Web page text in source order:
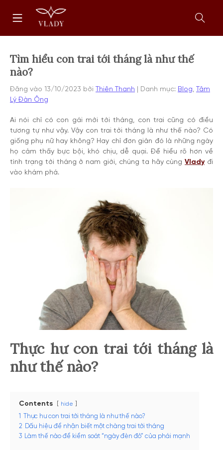
dung
Trang
chủ
form
Tìm hiểu con trai tới tháng là như thế
nào?
Đăng vào 13/10/2023 bởi Thiên Thanh Danh mục: Blog Tâm
Lý Đàn Ông
Ai nói chỉ có con gái mới tới tháng, con trai cũng có điều
tương tự như vậy. Vậy con trai tới tháng là như thế nào? Có
giống phụ nữ hay không? Hay chỉ đơn giản đó là những ngày
họ cảm thấy bực bội, khó chịu, dễ quại. Để hiểu rõ hơn về
tình trạng tới tháng ở nam giới, chúng ta hãy cùngVlady đi
vào khám phá.
Thực hư con trai tới tháng là
như thế nào?
Contents hide
Thực hư con trai tới tháng là như thế nào?
2
Dấu hiệu để nhận biết một chàng trai tới tháng
3 Làm thế nào để kiểm soát “ngày đèn đỏ” của phái mạnh